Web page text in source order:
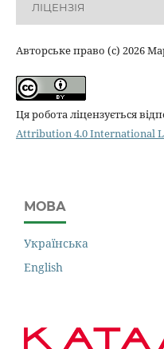
ЛІЦЕНЗІЯ
Авторське право (c) 2026
Ця робота ліцензується
Attribution 4.0 International
МОВА
Українська
English